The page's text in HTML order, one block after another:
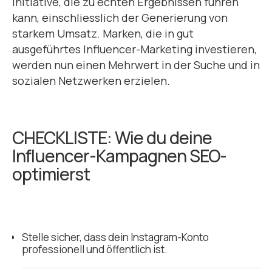
kann, einschliesslich der Generierung von
starkem Umsatz. Marken, die in gut
ausgeführtes Influencer-Marketing investieren,
werden nun einen Mehrwert in der Suche und in
sozialen Netzwerken erzielen.
CHECKLISTE: Wie du deine
Influencer-Kampagnen SEO-
optimierst
Stelle sicher, dass dein Instagram-Konto
professionell und öffentlich ist.